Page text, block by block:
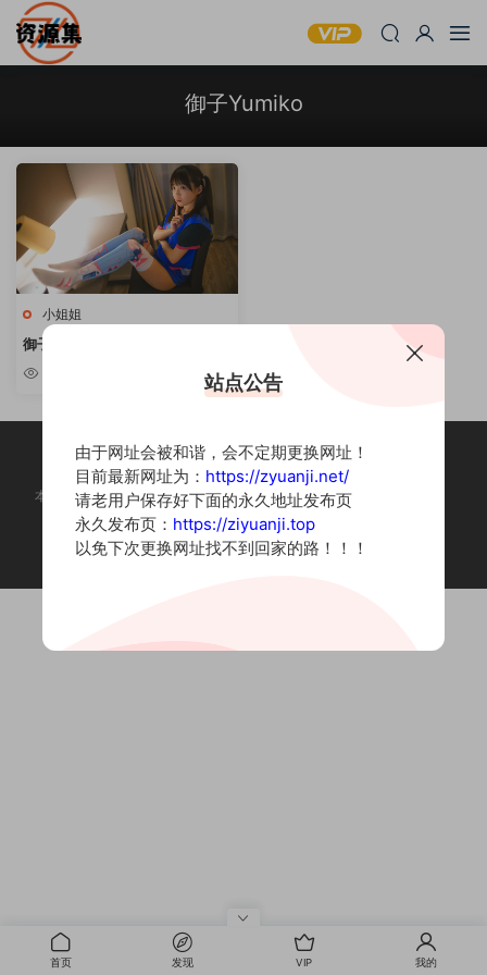
御子Yumiko
小姐姐
御子Yumiko – 7套写真合集 [持续
更新]
本站为摄影写真图片网站，内容来自网络收集整理，仅作个人学习使用。
如有违法内容请联系删除
Copyright © 2022 资源集
首页 发现 VIP 我的
站点公告
由于网址会被和谐，会不定期更换网址！
目前最新网址为： https://zyuanji.net/
请老用户保存好下面的永久地址发布页
永久发布页： https://ziyuanji.top
以免下次更换网址找不到回家的路！！！